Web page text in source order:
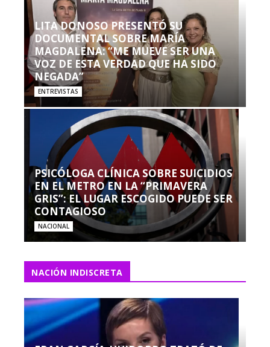
LITA DONOSO PRESENTÓ SU
DOCUMENTAL SOBRE MARÍA
MAGDALENA: “ME MUEVE SER UNA
VOZ DE ESTA VERDAD QUE HA SIDO
NEGADA”
ENTREVISTAS
PSICÓLOGA CLÍNICA SOBRE SUICIDIOS
EN EL METRO EN LA “PRIMAVERA
GRIS”: EL LUGAR ESCOGIDO PUEDE SER
CONTAGIOSO
NACIONAL
NACIÓN INDISCRETA